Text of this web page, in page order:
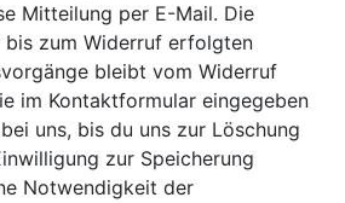
Mitteilung per E-Mail. Die
bis zum Widerruf erfolgten
bleibt vom Widerruf
im Kontaktformular eingegeben
uns, bis du uns zur Löschung
zur Speicherung
Notwendigkeit der